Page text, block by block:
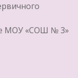
МОУ «СОШ № 3»